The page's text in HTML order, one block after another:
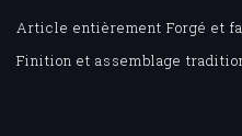
Article entièrement Forgé et
Finition et assemblage